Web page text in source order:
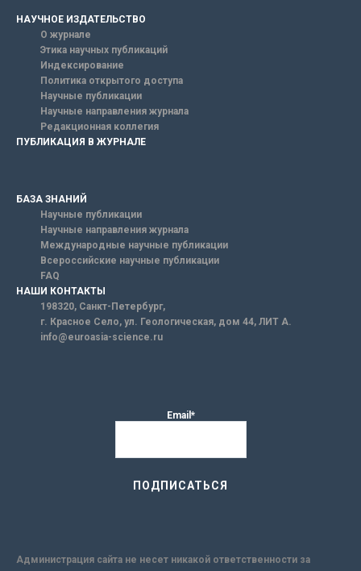
НАУЧНОЕ ИЗДАТЕЛЬСТВО
О журнале
Этика научных публикаций
Индексирование
Политика открытого доступа
Научные публикации
Научные направления журнала
Редакционная коллегия
ПУБЛИКАЦИЯ В ЖУРНАЛЕ
БАЗА ЗНАНИЙ
Научные публикации
Научные направления журнала
Международные научные публикации
Всероссийские научные публикации
FAQ
НАШИ КОНТАКТЫ
198320, Санкт-Петербург,
г. Красное Село, ул. Геологическая, дом 44, ЛИТ А.
info@euroasia-science.ru
Email*
Администрация сайта не несет никакой ответственности за